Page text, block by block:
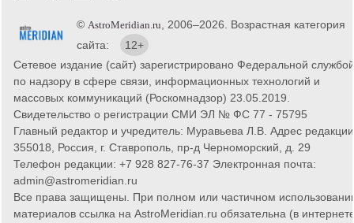
© AstroMeridian.ru , 2006–2026. Возрастная категория
сайта:
12+
Сетевое издание (сайт) зарегистрировано Федеральной службой
по надзору в сфере связи, информационных технологий и
массовых коммуникаций (Роскомнадзор) 23.05.2019.
Свидетельство о регистрации СМИ ЭЛ № ФС 77 - 75795
Главный редактор и учредитель: Муравьева Л.В. Адрес
355018, Россия, г. Ставрополь, пр-д Черноморский, д. 29
Телефон редакции: +7 928 827-76-37 Электронная почта:
admin@astromeridian.ru
Все права защищены. При полном или частичном
материалов ссылка на AstroMeridian.ru обязательна (в